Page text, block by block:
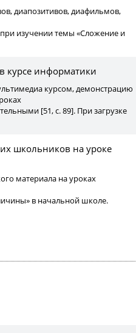
диапозитивов, диафильмов,
изучении темы «Сложение и
курсе информатики
курсом, демонстрацию
[51, с. 89]. При загрузке
школьников на уроке
материала на уроках
в начальной школе.